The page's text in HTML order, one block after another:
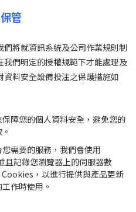
管
將就資訊系統及公司作業規則制
我們明定的授權規範下才能處理及
料安全設備投注之保護措施如
障您的個人資料安全，避免您的
需要的服務，我們會使用
且記錄您瀏覽器上的伺服器數
，以進行提供與產品更新
作時使用。